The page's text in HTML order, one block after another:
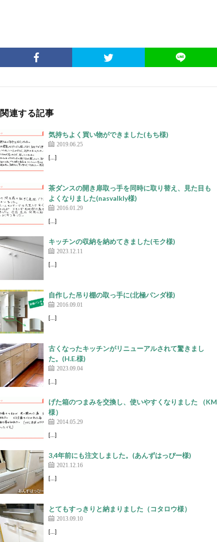
関連する記事
気持ちよく買い物ができました(もち様)
2019.06.25
[…]
茶ダンスの開き扉取っ手を同時に取り替え、見た目も
よくなりました(nasvalkly様)
2016.01.29
[…]
キッチンの収納を納めてきました(モク様)
2023.12.11
[…]
自作した吊り棚の取っ手に(北極パンダ様)
2016.09.01
[…]
古くなったキッチンがリニューアルされて驚きまし
た。(H.E.様)
2023.09.04
[…]
げた箱のつまみを交換し、使いやすくなりました （KM
様）
2014.05.29
[…]
3,4年前にも注文しました。(あんずはっぴー様)
2021.12.16
[…]
とてもすっきりと納まりました（コタロウ様）
2013.09.10
[…]